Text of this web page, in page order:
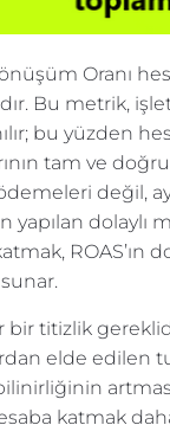
Oranı
Bu metrik,
bu yüzden
tam ve
değil,
dolaylı
ROAS’ın
bir titizlik
elde edilen
katmak